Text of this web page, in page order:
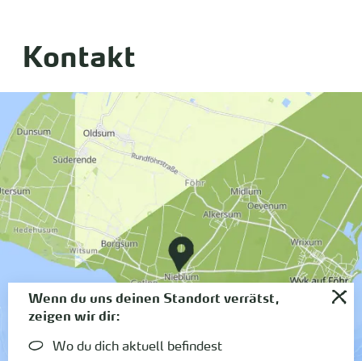
Kontakt
Wenn du uns deinen Standort verrätst,
zeigen wir dir:
Wo du dich aktuell befindest